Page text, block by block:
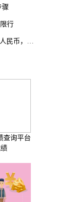
骤
行
增长0.1%
查询平台